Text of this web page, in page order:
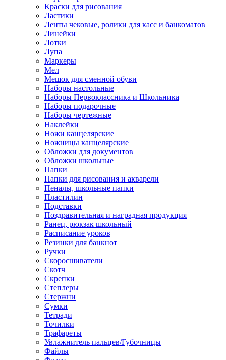
Краски для рисования
Ластики
Ленты чековые, ролики для касс и банкоматов
Линейки
Лотки
Лупа
Маркеры
Мел
Мешок для сменной обуви
Наборы настольные
Наборы Первоклассника и Школьника
Наборы подарочные
Наборы чертежные
Наклейки
Ножи канцелярские
Ножницы канцелярские
Обложки для документов
Обложки школьные
Папки
Папки для рисования и акварели
Пеналы, школьные папки
Пластилин
Подставки
Поздравительная и наградная продукция
Ранец, рюкзак школьный
Расписание уроков
Резинки для банкнот
Ручки
Скоросшиватели
Скотч
Скрепки
Степлеры
Стержни
Сумки
Тетради
Точилки
Трафареты
Увлажнитель пальцев/Губочницы
Файлы